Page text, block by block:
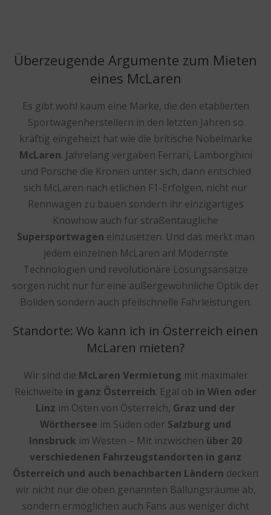
Überzeugende Argumente zum Mieten
eines McLaren
Es gibt wohl kaum eine Marke, die den etablierten
Sportwagenherstellern in den letzten Jahren so
kräftig eingeheizt hat wie die britische Nobelmarke
McLaren. Jahrelang vergaben Ferrari, Lamborghini
und Porsche die Kronen unter sich, dann entschied
sich McLaren nach etlichen F1-Erfolgen, nicht nur
Rennwagen zu bauen sondern ihr einzigartiges
Knowhow auch für straßentaugliche
Supersportwagen einzusetzen. Und das merkt man
jedem einzelnen McLaren an! Modernste
Technologien und revolutionäre Lösungsansätze
sorgen nicht nur für eine außergewöhnliche Optik der
Boliden sondern auch pfeilschnelle Fahrleistungen.
Standorte: Wo kann ich in Österreich einen
McLaren mieten?
Wir sind die McLaren Vermietung mit maximaler
Reichweite in ganz Österreich: Egal ob in Wien oder
Linz im Osten von Österreich, Graz und der
Wörthersee im Süden oder Salzburg und
Innsbruck im Westen – Mit inzwischen über 20
verschiedenen Fahrzeugstandorten in ganz
Österreich und auch benachbarten Ländern decken
wir nicht nur die oben genannten Ballungsräume ab,
sondern ermöglichen auch Fans aus weniger dicht